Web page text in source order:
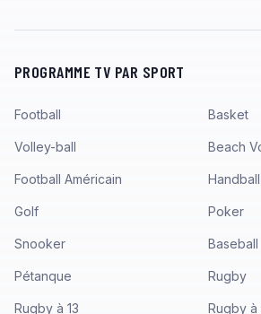
PROGRAMME TV PAR SPORT
Football Basket
Volley-ball Beach
Football Américain Handball
Golf Poker
Snooker Baseball
Pétanque Rugby
Rugby à 13 Rugby à